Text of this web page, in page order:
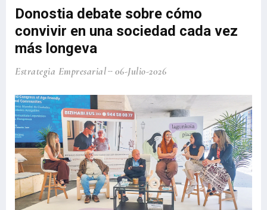
Donostia debate sobre cómo
convivir en una sociedad cada vez
más longeva
Estrategia Empresarial 06-Julio-2026